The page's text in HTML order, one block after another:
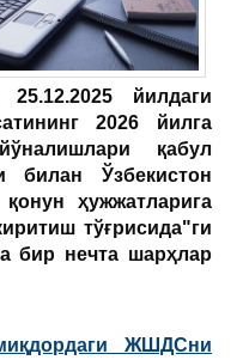
25.12.2025 йилдаги
2026 йилга
қабул
билан Ўзбекистон
ҳужжатларига
тўғрисида"ги
бир нечта шарҳлар
ЖШДСни